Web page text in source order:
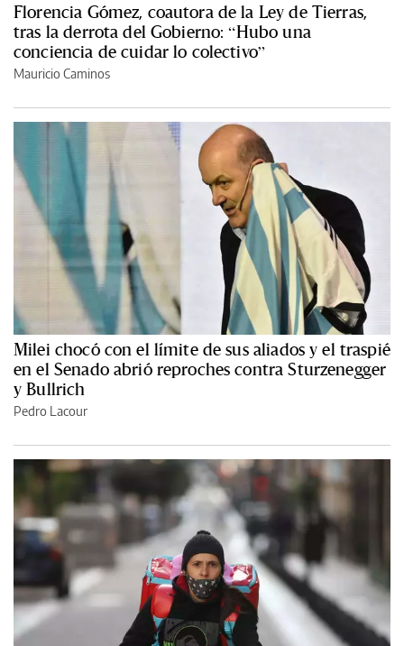
Florencia Gómez, coautora de la Ley de Tierras,
tras la derrota del Gobierno: “Hubo una
conciencia de cuidar lo colectivo”
Mauricio Caminos
Milei chocó con el límite de sus aliados y el traspié
en el Senado abrió reproches contra Sturzenegger
y Bullrich
Pedro Lacour